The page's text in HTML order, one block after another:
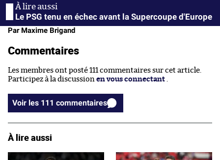
Le PSG tenu en échec avant la Supercoupe d'Europe
Par Maxime Brigand
Commentaires
Les membres ont posté 111 commentaires sur cet article.
Participez à la discussion en vous connectant
Voir les 111 commentaires
À lire aussi